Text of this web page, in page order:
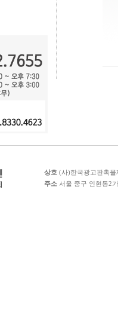
상호 (사)한국광고판촉물
주소서울 중구 인현동2